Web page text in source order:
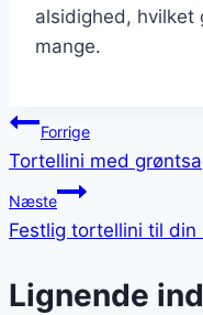
alsidighed,
mange.
Forrige
Tortellini med
Næste
Festlig tortellini til
Lignende